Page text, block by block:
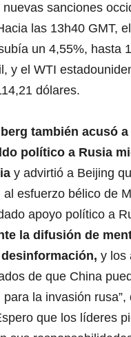
sanciones
las 13h40 GMT,
un 4,55%, hasta
y el WTI
dólares.
también acusó
político a Rusia
y advirtió a Beijing
esfuerzo bélico de
apoyo político a
la difusión de
y los
de que China
la invasión rusa”,
que los líderes